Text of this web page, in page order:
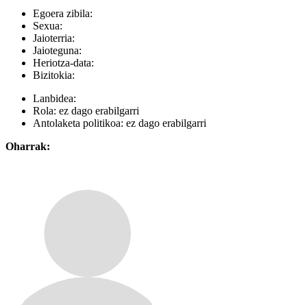
Egoera zibila:
Sexua:
Jaioterria:
Jaioteguna:
Heriotza-data:
Bizitokia:
Lanbidea:
Rola: ez dago erabilgarri
Antolaketa politikoa: ez dago erabilgarri
Oharrak: